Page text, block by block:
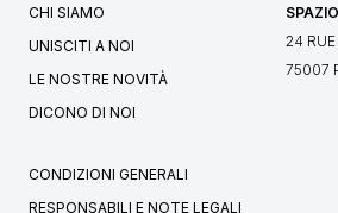
CHI SIAMO
UNISCITI A NOI
LE NOSTRE NOVITÀ
DICONO DI NOI
24 RUE
75007
CONDIZIONI GENERALI
RESPONSABILI E NOTE LEGALI